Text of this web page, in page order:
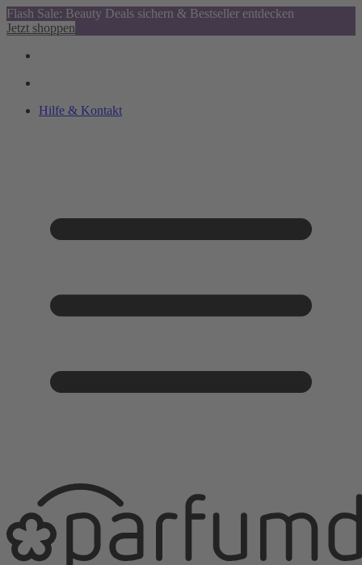
Flash Sale: Beauty Deals sichern & Bestseller entdecken
Jetzt shoppen
Hilfe & Kontakt